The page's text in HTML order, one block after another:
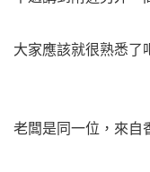
大家應該就很熟悉了
老闆是同一位，來自